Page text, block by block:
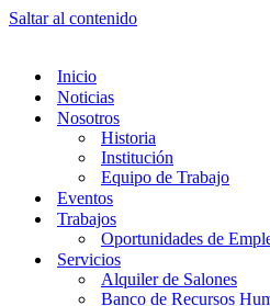
Saltar al contenido
Inicio
Noticias
Nosotros
Historia
Institución
Equipo de Trabajo
Eventos
Trabajos
Oportunidades de
Servicios
Alquiler de Salones
Banco de Recursos